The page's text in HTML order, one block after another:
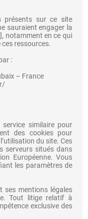
présents sur ce site
sauraient engager la
notamment en ce qui
ces ressources.
:
– France
similaire pour
des cookies pour
du site. Ces
serveurs situés dans
Européenne. Vous
les paramètres de
ses mentions légales
Tout litige relatif à
exclusive des